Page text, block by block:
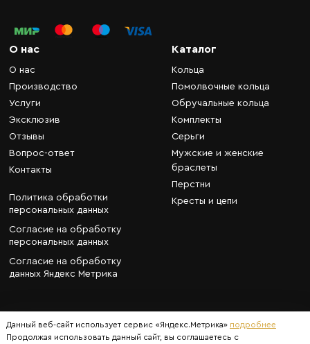
О нас
О нас
Производство
Услуги
Эксклюзив
Отзывы
Вопрос-ответ
Контакты
Политика обработки
персональных данных
Согласие на обработку
персональных данных
Согласие на обработку
данных Яндекс Метрика
Каталог
Кольца
Помолвочные кольца
Обручальные кольца
Комплекты
Серьги
Мужские и женские
браслеты
Перстни
Кресты и цепи
Данный веб-сайт использует сервис «Яндекс.Метрика» подробнее
Продолжая использовать данный сайт, вы соглашаетесь с